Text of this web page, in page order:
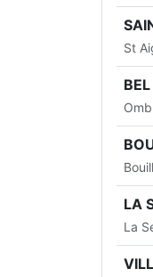
St
LA
La